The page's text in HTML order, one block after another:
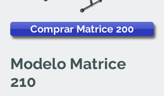
Comprar Matrice 200
Modelo Matrice
210